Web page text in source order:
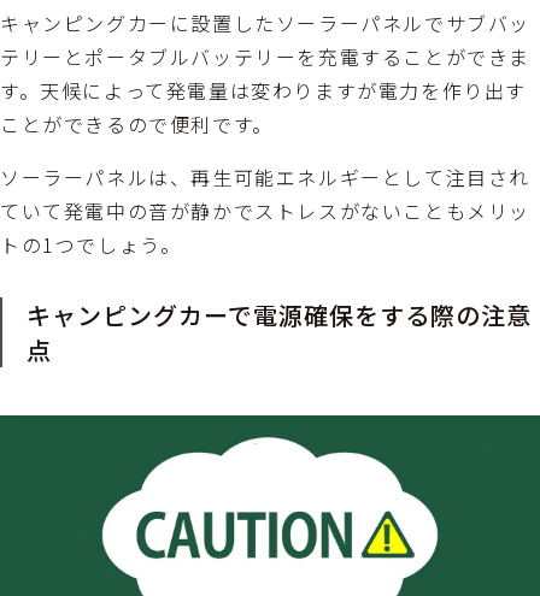
キャンピングカーに設置したソーラーパネルでサブバッ
テリーとポータブルバッテリーを充電することができま
す。天候によって発電量は変わりますが電力を作り出す
ことができるので便利です。
ソーラーパネルは、再生可能エネルギーとして注目され
ていて発電中の音が静かでストレスがないこともメリッ
トの1つでしょう。
キャンピングカーで電源確保をする際の注意
点